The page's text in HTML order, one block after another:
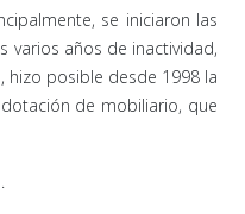
se iniciaron las
varios años de inactividad,
hizo posible desde 1998 la
de mobiliario, que